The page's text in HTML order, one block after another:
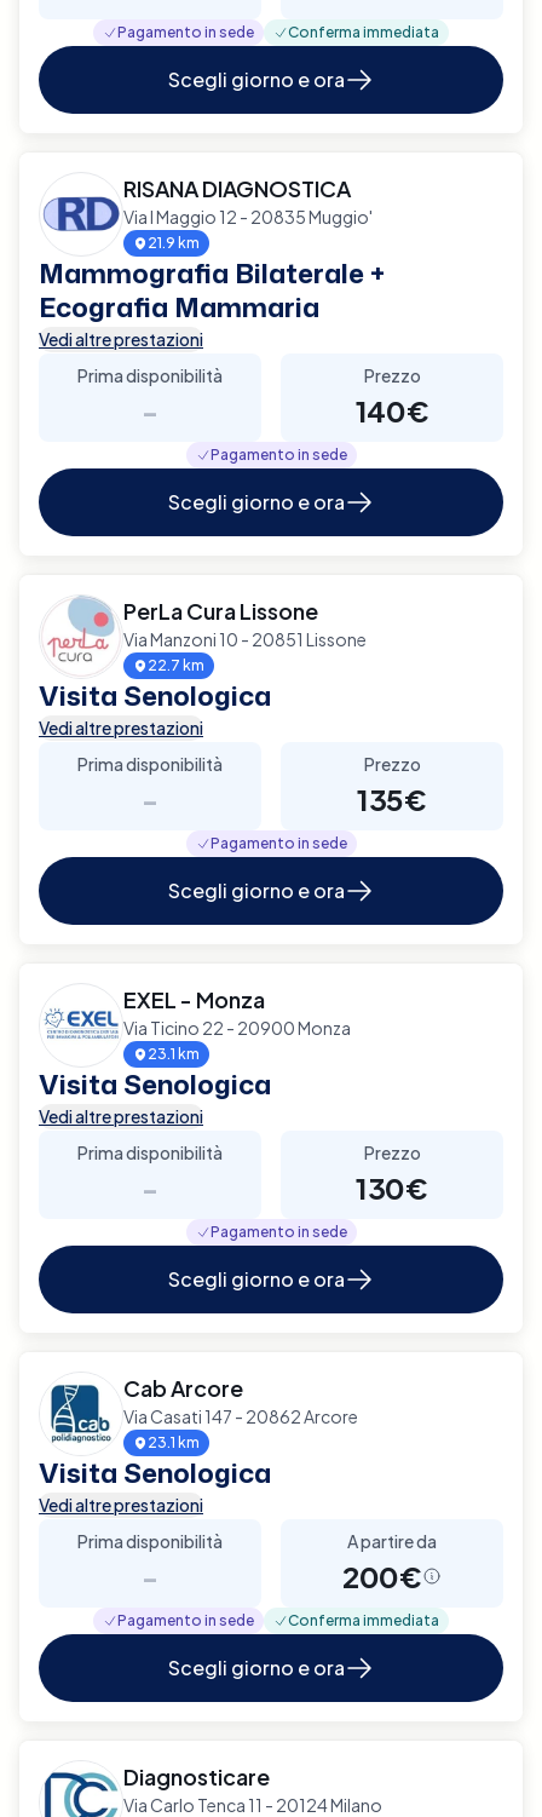
Pagamento in sede Conferma immediata
Scegli giorno e ora
RISANA DIAGNOSTICA
Via I Maggio 12 - 20835 Muggio'
21.9 km
Mammografia Bilaterale +
Ecografia Mammaria
Vedi altre prestazioni
Prima disponibilità
-
Prezzo
140€
Pagamento in sede
Scegli giorno e ora
PerLa Cura Lissone
Via Manzoni 10 - 20851 Lissone
22.7 km
Visita Senologica
Vedi altre prestazioni
Prima disponibilità
-
Prezzo
135€
Pagamento in sede
Scegli giorno e ora
EXEL - Monza
Via Ticino 22 - 20900 Monza
23.1 km
Visita Senologica
Vedi altre prestazioni
Prima disponibilità
-
Prezzo
130€
Pagamento in sede
Scegli giorno e ora
Cab Arcore
Via Casati 147 - 20862 Arcore
23.1 km
Visita Senologica
Vedi altre prestazioni
Prima disponibilità
-
A partire da
200€
Pagamento in sede Conferma immediata
Scegli giorno e ora
Diagnosticare
Via Carlo Tenca 11 - 20124 Milano